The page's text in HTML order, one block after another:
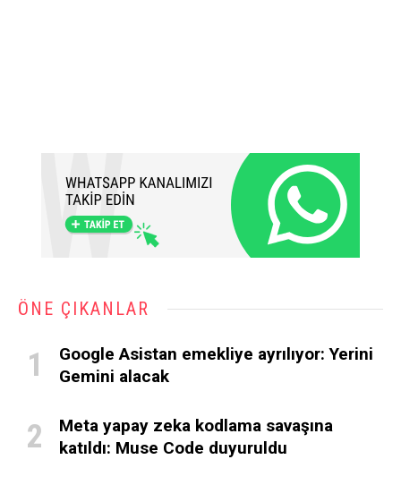
ÖNE ÇIKANLAR
Google Asistan emekliye ayrılıyor: Yerini
Gemini alacak
Meta yapay zeka kodlama savaşına
katıldı: Muse Code duyuruldu